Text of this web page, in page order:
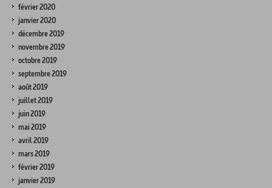
février 2020
janvier 2020
décembre 2019
novembre 2019
octobre 2019
septembre 2019
août 2019
juillet 2019
juin 2019
mai 2019
avril 2019
mars 2019
février 2019
janvier 2019